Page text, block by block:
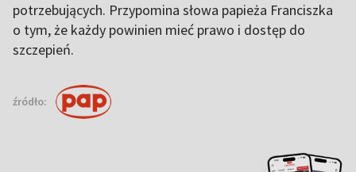
potrzebujących. Przypomina słowa papieża Franciszka
o tym, że każdy powinien mieć prawo i dostęp do
szczepień.
źródło: